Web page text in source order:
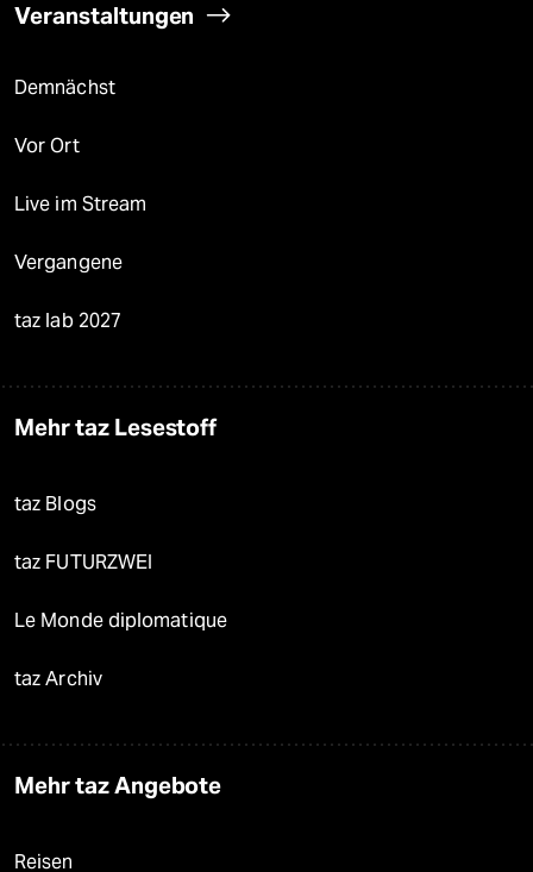
Veranstaltungen
Demnächst
Vor Ort
Live im Stream
Vergangene
taz lab 2027
Mehr taz Lesestoff
taz Blogs
taz FUTURZWEI
Le Monde diplomatique
taz Archiv
Mehr taz Angebote
Reisen